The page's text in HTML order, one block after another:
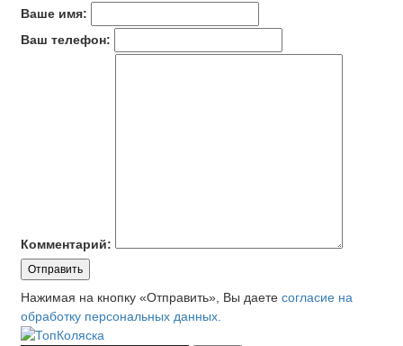
Ваше имя:
Ваш телефон:
Комментарий:
Отправить
Нажимая на кнопку «Отправить», Вы даете согласие на
обработку персональных данных.